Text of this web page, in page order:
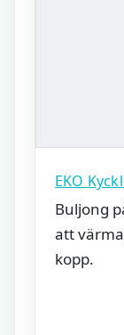
EKO
Buljong
att
kopp.